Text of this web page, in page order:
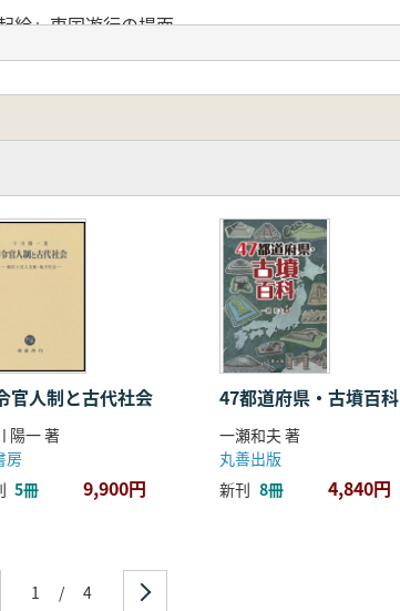
」東国遊行の場面
裏―
官人制と古代社会
陽一 著
房
5冊 9,900円
47都道府県・古墳百科
一瀬和夫 著
丸善出版
新刊 8冊 4,840円
1 / 4